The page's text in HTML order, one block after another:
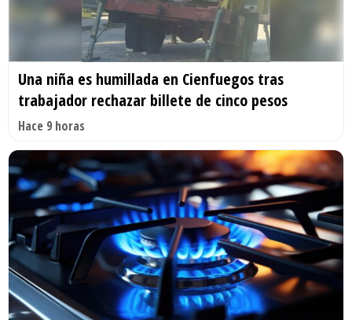
Una niña es humillada en Cienfuegos tras
trabajador rechazar billete de cinco pesos
Hace 9 horas